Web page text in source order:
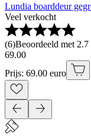
Lundia boarddeur
Veel verkocht
(6)Beoordeeld met
69.00
Prijs: 69.00 euro